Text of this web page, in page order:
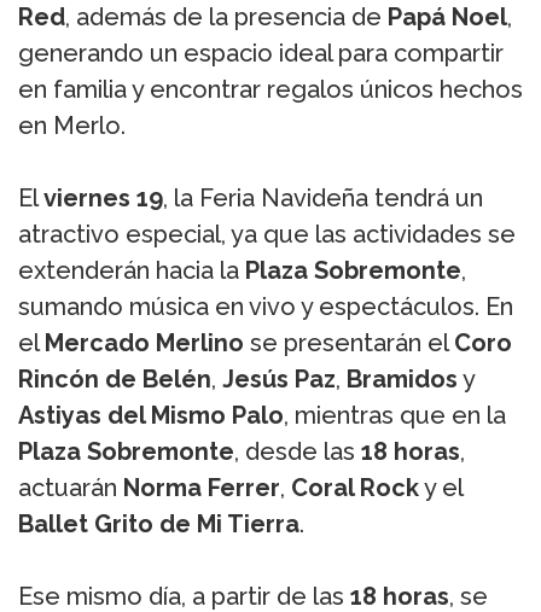
Red, además de la presencia de Papá Noel,
generando un espacio ideal para compartir
en familia y encontrar regalos únicos hechos
en Merlo.
Elviernes 19, la Feria Navideña tendrá un
atractivo especial, ya que las actividades se
extenderán hacia la Plaza Sobremonte,
sumando música en vivo y espectáculos. En
elMercado Merlino se presentarán elCoro
Rincón de Belén, Jesús Paz, Bramidos y
Astiyas del Mismo Palo, mientras que en la
Plaza Sobremonte, desde las 18 horas,
actuarán Norma Ferrer, Coral Rocky el
Ballet Grito de Mi Tierra.
Ese mismo día, a partir de las 18 horas, se